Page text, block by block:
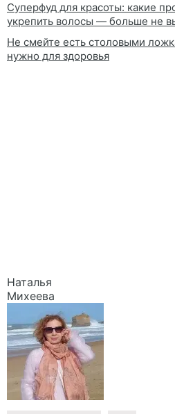
Суперфуд для красоты: какие
укрепить волосы — больше не
Не смейте есть столовыми
нужно для здоровья
Наталья
Михеева